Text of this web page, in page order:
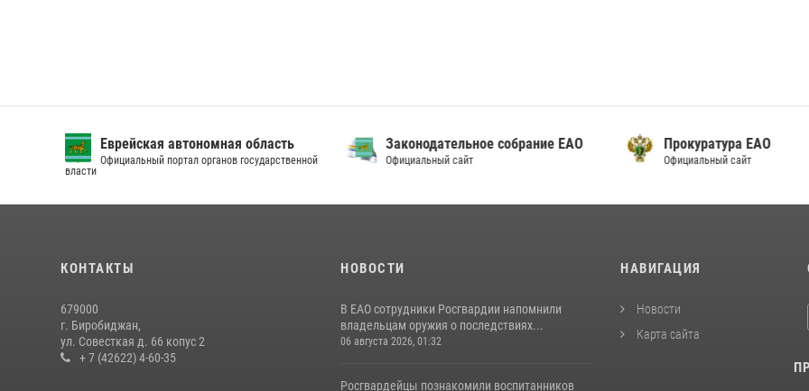
Еврейская автономная область
Официальный портал органов государственной
власти
Законодательное собрание ЕАО
Официальный сайт
Прокуратура ЕАО
Официальный сайт
КОНТАКТЫ
679000
г. Биробиджан,
ул. Совесткая д. 66 копус 2
+ 7 (42622) 4-60-35
НОВОСТИ
В ЕАО сотрудники Росгвардии напомнили
владельцам оружия о последствиях...
06 августа 2026, 01:32
Росгвардейцы познакомили воспитанников
НАВИГАЦИЯ
Новости
Карта сайта